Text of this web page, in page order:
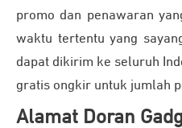
promo dan penawaran
waktu tertentu yang
dapat dikirim ke seluruh
gratis ongkir untuk jumlah
Alamat Doran